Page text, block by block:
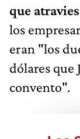
que
los
eran "los
dólares que
convento".